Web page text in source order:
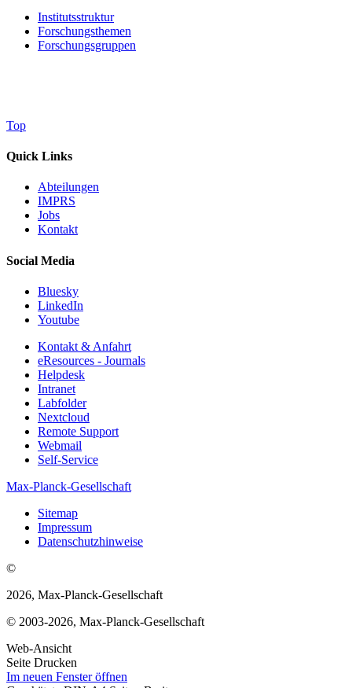
Institutsstruktur
Forschungsthemen
Forschungsgruppen
Top
Quick Links
Abteilungen
IMPRS
Jobs
Kontakt
Social Media
Bluesky
LinkedIn
Youtube
Kontakt & Anfahrt
eResources - Journals
Helpdesk
Intranet
Labfolder
Nextcloud
Remote Support
Webmail
Self-Service
Max-Planck-Gesellschaft
Sitemap
Impressum
Datenschutzhinweise
©
2026, Max-Planck-Gesellschaft
© 2003-2026, Max-Planck-Gesellschaft
Web-Ansicht
Seite Drucken
Im neuen Fenster öffnen